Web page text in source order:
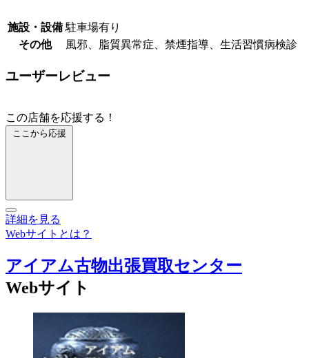
施設・設備 駐車場有り
その他
風邪、脂質異常症、禁煙指導、生活習慣病検診
ユーザーレビュー
この店舗を応援する！
ここから応援
詳細を見る
Webサイトとは？
アイアム古物出張買取センター
Webサイト